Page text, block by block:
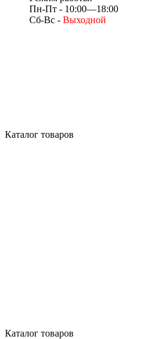
Пн-Пт - 10:00—18:00
Сб-Вс - Выходной
Каталог товаров
Каталог товаров